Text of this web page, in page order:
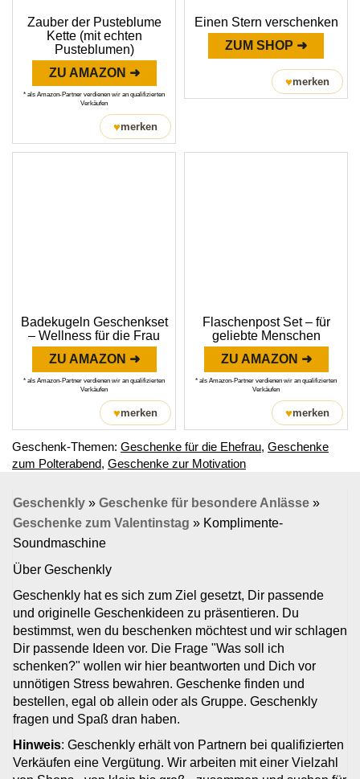
Zauber der Pusteblume
Kette (mit echten
Pusteblumen)
ZU AMAZON ➜
* als Amazon-Partner verdienen wir an qualifizierten
Verkäufen
♥merken
Einen Stern verschenken
ZUM SHOP ➜
♥merken
Badekugeln Geschenkset
– Wellness für die Frau
ZU AMAZON ➜
* als Amazon-Partner verdienen wir an qualifizierten
Verkäufen
♥merken
Flaschenpost Set – für
geliebte Menschen
ZU AMAZON ➜
* als Amazon-Partner verdienen wir an qualifizierten
Verkäufen
♥merken
Geschenk-Themen: Geschenke für die Ehefrau, Geschenke
zum Polterabend, Geschenke zur Motivation
Geschenkly » Geschenke für besondere Anlässe »
Geschenke zum Valentinstag » Komplimente-
Soundmaschine
Über Geschenkly
Geschenkly hat es sich zum Ziel gesetzt, Dir passende
und originelle Geschenkideen zu präsentieren. Du
bestimmst, wen du beschenken möchtest und wir schlagen
Dir passende Ideen vor. Die Frage "Was soll ich
schenken?" wollen wir hier beantworten und Dich vor
unnötigen Stress bewahren. Geschenke finden und
bestellen, egal ob allein oder als Gruppe. Geschenkly
fragen und Spaß dran haben.
Hinweis: Geschenkly erhält von Partnern bei qualifizierten
Verkäufen eine Vergütung. Wir arbeiten mit einer Vielzahl